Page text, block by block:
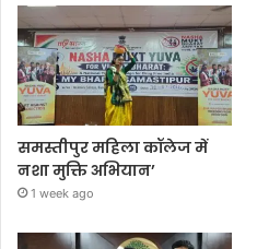
समस्तीपुर महिला कॉलेज में
नशा मुक्ति अभियान’
1 week ago